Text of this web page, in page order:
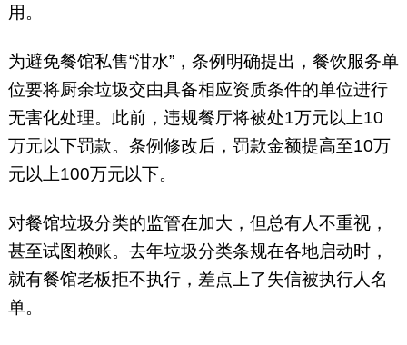
用。
为避免餐馆私售“泔水”，条例明确提出，餐饮服务单
位要将厨余垃圾交由具备相应资质条件的单位进行
无害化处理。此前，违规餐厅将被处1万元以上10
万元以下罚款。条例修改后，罚款金额提高至10万
元以上100万元以下。
对餐馆垃圾分类的监管在加大，但总有人不重视，
甚至试图赖账。去年垃圾分类条规在各地启动时，
就有餐馆老板拒不执行，差点上了失信被执行人名
单。